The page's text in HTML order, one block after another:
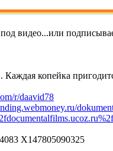
видео...или
копейка
r/daavid78
X147805090325